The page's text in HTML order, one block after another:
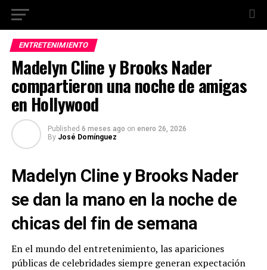
ENTRETENIMIENTO
Madelyn Cline y Brooks Nader
compartieron una noche de amigas
en Hollywood
Published 6 meses ago on enero 26, 2026
By José Domínguez
Madelyn Cline y Brooks Nader
se dan la mano en la noche de
chicas del fin de semana
En el mundo del entretenimiento, las apariciones
públicas de celebridades siempre generan expectación